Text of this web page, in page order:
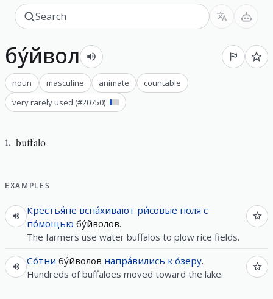
бу́йвол
noun masculine animate
countable
very rarely used (#20750)
1. buffalo
EXAMPLES
Крестья́не вспа́хивают ри́совые поля с
по́мощью бу́йволов.
The farmers use water buffalos to plow rice fields.
Со́тни бу́йволов напра́вились к о́зеру.
Hundreds of buffaloes moved toward the lake.